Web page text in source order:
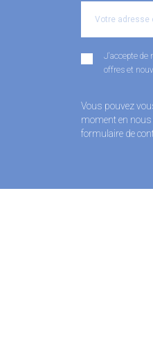
J'accepte de
offres et
Vous pouvez
moment en
formulaire de